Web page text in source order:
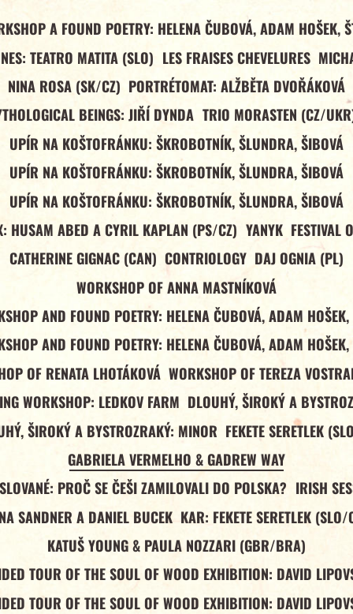
A FOUND POETRY: HELENA ČUBOVÁ, ADAM HOŠEK,
TEATRO MATITA (SLO) LES FRAISES CHEVELURES
NINA ROSA (SK/CZ) PORTRÉTOMAT: ALŽBĚTA DVOŘÁKOVÁ
BEINGS: JIŘÍ DYNDA TRIO MORASTEN (CZ/
UPÍR NA KOŠTOFRÁNKU: ŠKROBOTNÍK, ŠLUNDRA, ŠIBOVÁ
UPÍR NA KOŠTOFRÁNKU: ŠKROBOTNÍK, ŠLUNDRA, ŠIBOVÁ
UPÍR NA KOŠTOFRÁNKU: ŠKROBOTNÍK, ŠLUNDRA, ŠIBOVÁ
HUSAM ABED A CYRIL KAPLAN (PS/CZ) YANYK FESTIVAL
CATHERINE GIGNAC (CAN) CONTRIOLOGY DAJ OGNIA (PL)
WORKSHOP OF ANNA MASTNÍKOVÁ
AND FOUND POETRY: HELENA ČUBOVÁ, ADAM
AND FOUND POETRY: HELENA ČUBOVÁ, ADAM
OF RENATA LHOTÁKOVÁ WORKSHOP OF TEREZA
WORKSHOP: LEDKOV FARM DLOUHÝ, ŠIROKÝ A
ŠIROKÝ A BYSTROZRAKÝ: MINOR FEKETE SERETLEK
GABRIELA VERMELHO & GADREW WAY
PROČ SE ČEŠI ZAMILOVALI DO POLSKA? IRISH
SANDNER A DANIEL BUCEK KAR: FEKETE SERETLEK (SLO/
KATUŠ YOUNG & PAULA NOZZARI (GBR/BRA)
TOUR OF THE SOUL OF WOOD EXHIBITION: DAVID
TOUR OF THE SOUL OF WOOD EXHIBITION: DAVID